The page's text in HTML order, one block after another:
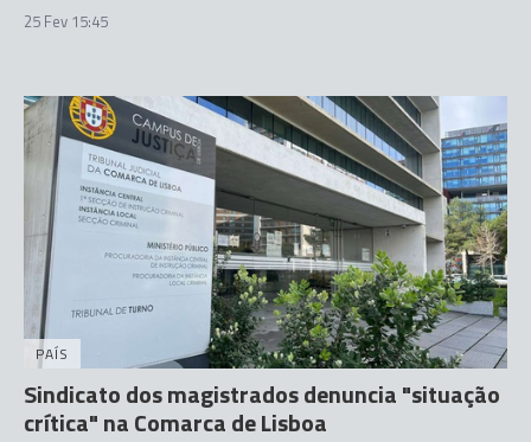
25 Fev 15:45
PAÍS
Sindicato dos magistrados denuncia "situação
crítica" na Comarca de Lisboa